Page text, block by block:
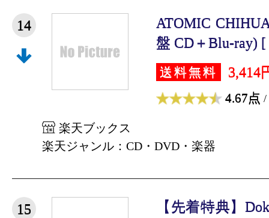
14
ATOMIC
盤 CD＋Blu-ray)
送料無料 3,414
4.67点 /
楽天ブックス
楽天ジャンル：CD・DVD・楽器
15
【先着特典】